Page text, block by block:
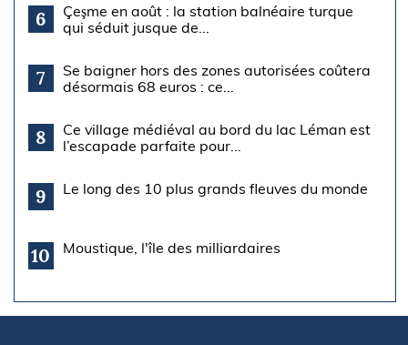
6
Çeşme en août : la station balnéaire turque
qui séduit jusque de...
7
Se baigner hors des zones autorisées coûtera
désormais 68 euros : ce...
8
Ce village médiéval au bord du lac Léman est
l’escapade parfaite pour...
9 Le long des 10 plus grands fleuves du monde
10 Moustique, l'île des milliardaires